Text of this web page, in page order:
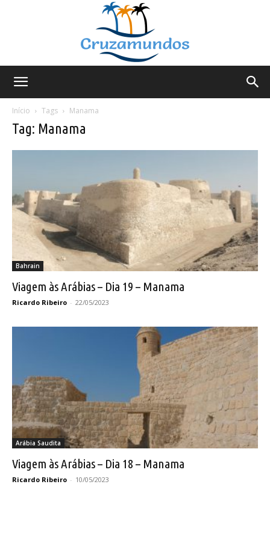
Início
Tags Manama
Tag: Manama
Bahrain
Viagem às Arábias – Dia 19 – Manama
Ricardo Ribeiro - 22/05/2023
Arábia Saudita
Viagem às Arábias – Dia 18 – Manama
Ricardo Ribeiro - 10/05/2023